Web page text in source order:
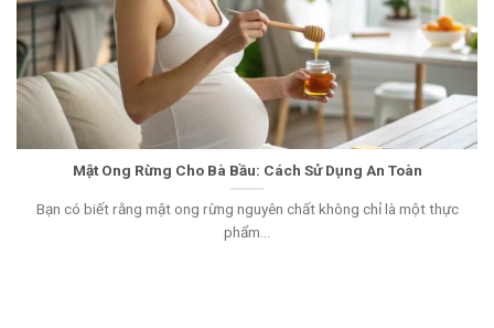
Mật Ong Rừng Cho Bà Bầu: Cách Sử Dụng An Toàn
Bạn có biết rằng mật ong rừng nguyên chất không chỉ là một thực
phẩm...